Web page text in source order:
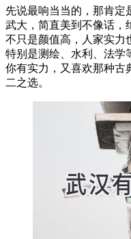
先说最响当当的，那肯定
武大，简直美到不像话，
不只是颜值高，人家实力
特别是测绘、水利、法学
你有实力，又喜欢那种古
二之选。